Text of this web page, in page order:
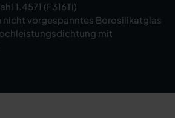
1.4571 (F316Ti)
nicht vorgespanntes Borosilikatglas
mit